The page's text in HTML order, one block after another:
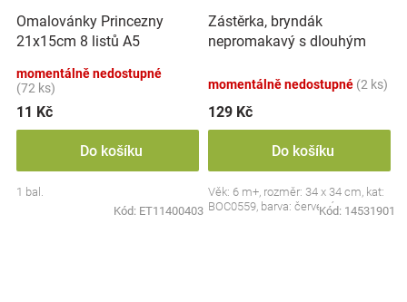
Omalovánky Princezny
21x15cm 8 listů A5
momentálně nedostupné
(72 ks)
11 Kč
Do košíku
1 bal.
Kód: ET11400403
Zástěrka, bryndák
nepromakavý s dlouhým
momentálně nedostupné (2 ks)
129 Kč
Do košíku
Věk: 6 m+, rozměr: 34 x 34 cm, kat:
BOC0559, barva: červená
Kód: 14531901